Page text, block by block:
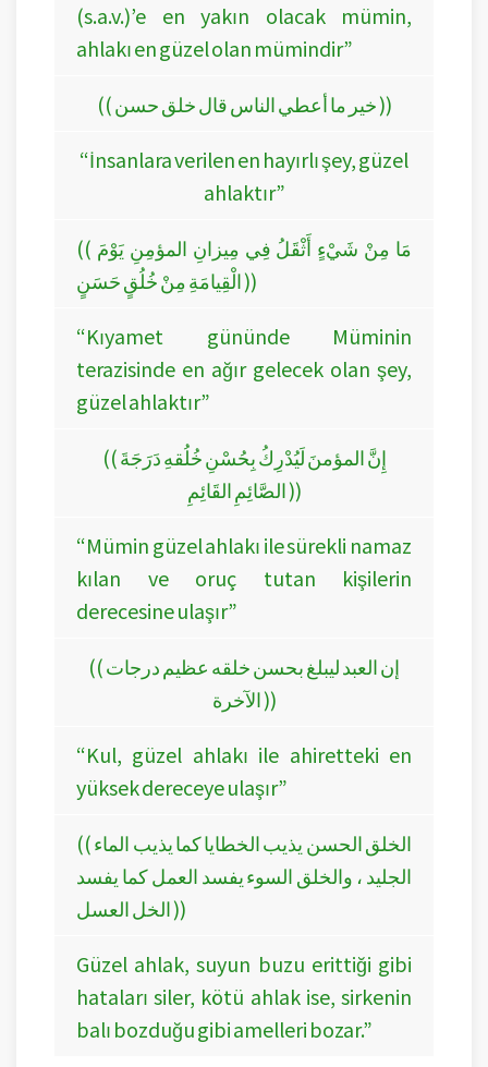
(s.a.v.)’e en yakın olacak mümin,
ahlakı en güzel olan mümindir”
(( خير ما أعطي الناس قال خلق حسن ))
“İnsanlara verilen en hayırlı şey, güzel
ahlaktır”
(( مَا مِنْ شَيْءٍ أَثْقَلُ فِي مِيزانِ المؤمِنِ يَوْمَ
الْقِيامَةِ مِنْ خُلُقٍ حَسَنٍ ))
“Kıyamet gününde Müminin
terazisinde en ağır gelecek olan şey,
güzel ahlaktır”
(( إِنَّ المؤمنَ لَيُدْرِكُ بِحُسْنِ خُلُقهِ دَرَجَةَ
الصَّائِمِ القَائِمِ ))
“Mümin güzel ahlakı ile sürekli namaz
kılan ve oruç tutan kişilerin
derecesine ulaşır”
(( إن العبد ليبلغ بحسن خلقه عظيم درجات
الآخرة ))
“Kul, güzel ahlakı ile ahiretteki en
yüksek dereceye ulaşır”
(( الخلق الحسن يذيب الخطايا كما يذيب الماء
الجليد ، والخلق السوء يفسد العمل كما يفسد
الخل العسل ))
Güzel ahlak, suyun buzu erittiği gibi
hataları siler, kötü ahlak ise, sirkenin
balı bozduğu gibi amelleri bozar.”